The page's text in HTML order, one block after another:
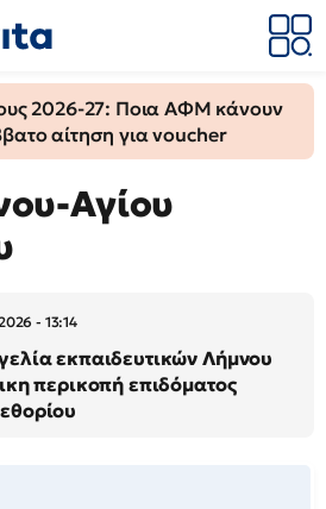
2026-27: Ποια ΑΦΜ κάνουν
αίτηση για voucher
Αγίου
- 13:14
εκπαιδευτικών Λήμνου
περικοπή επιδόματος